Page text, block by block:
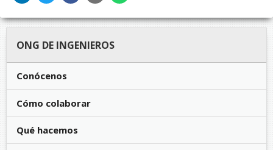
ONG DE INGENIEROS
Conócenos
Cómo colaborar
Qué hacemos